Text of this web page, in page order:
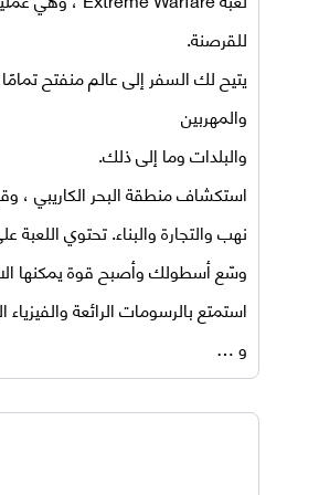
للقرصنة.
يتيح لك السفر إلى عالم منفتح
والمهربين
والبلدات وما إلى ذلك.
استكشاف منطقة البحر الكاريبي ،
نهب والتجارة والبناء. تحتوي
وسّع أسطولك وأصبح قوة يمكنها
استمتع بالرسومات الرائعة
و …